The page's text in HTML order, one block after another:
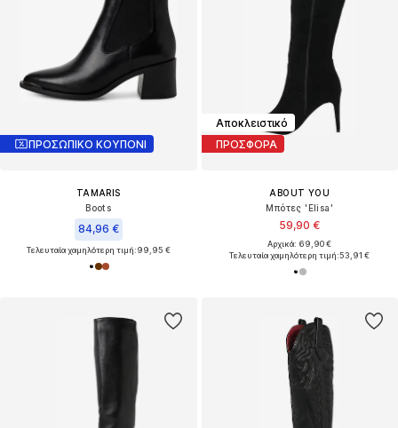
ΠΡΟΣΩΠΙΚΟ ΚΟΥΠΟΝΙ
TAMARIS
Boots
84,96 €
Τελευταία χαμηλότερη τιμή:99,95 €
Αποκλειστικό
ΠΡΟΣΦΟΡΑ
ABOUT YOU
Μπότες 'Elisa'
59,90 €
Αρχικά: 69,90 €
Τελευταία χαμηλότερη τιμή:53,91 €